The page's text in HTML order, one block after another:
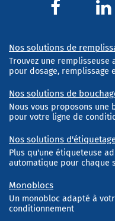
Nos solutions de
Trouvez une
pour dosage, remplissage
Nos solutions de
Nous vous proposons une
pour votre ligne de
Nos solutions
Plus qu'une étiqueteuse
automatique pour chaque
Monoblocs
Un monobloc adapté à
conditionnement